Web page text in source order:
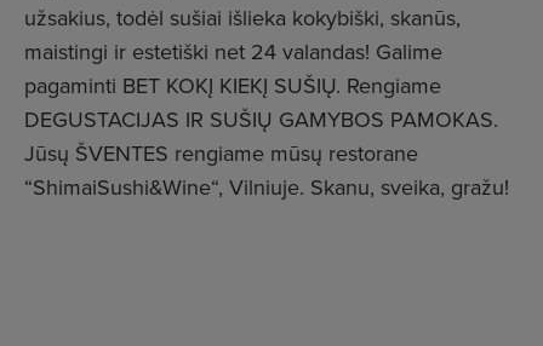
užsakius, todėl sušiai išlieka kokybiški, skanūs,
maistingi ir estetiški net 24 valandas! Galime
pagaminti BET KOKĮ KIEKĮ SUŠIŲ. Rengiame
DEGUSTACIJAS IR SUŠIŲ GAMYBOS PAMOKAS.
Jūsų ŠVENTES rengiame mūsų restorane
“ShimaiSushi&Wine“, Vilniuje. Skanu, sveika, gražu!